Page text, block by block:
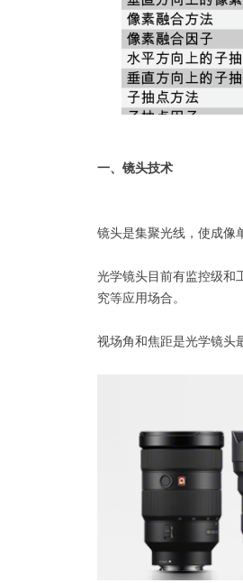
一、镜头技术
镜头是集聚光线，使成像
光学镜头目前有监控级和
究等应用场合。
视场角和焦距是光学镜头